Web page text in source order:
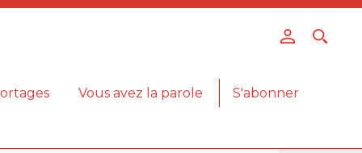
Vous avez la parole S'abonner